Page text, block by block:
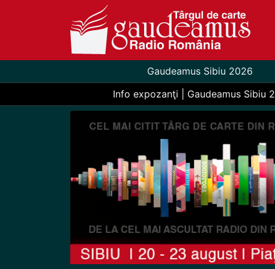
Gaudeamus Sibiu 2026
Info expozanţi | Gaudeamus Sibiu